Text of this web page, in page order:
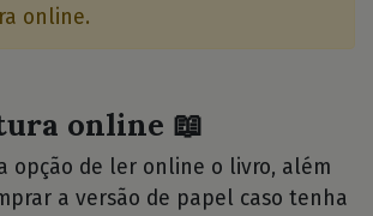
online.
online 📖
opção de ler online o livro, além
a versão de papel caso tenha